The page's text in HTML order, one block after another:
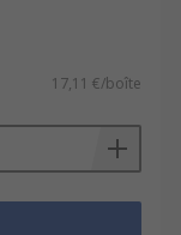
17,11 €/boîte